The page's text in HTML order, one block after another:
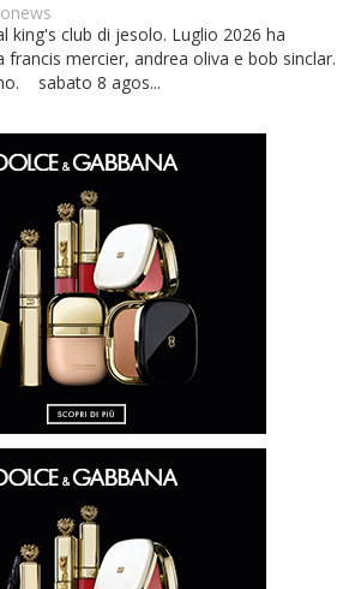
king's club di jesolo. Luglio 2026 ha
mercier, andrea oliva e bob sinclar.
Agosto non è da meno. sabato 8 agos...